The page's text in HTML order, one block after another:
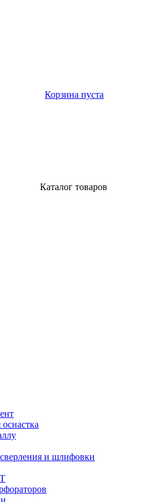
Корзина пуста
Каталог товаров
и шлифовки